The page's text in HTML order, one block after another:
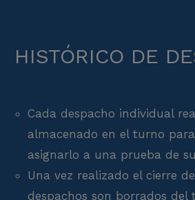
HISTÓRICO DE
Cada despacho individual
almacenado en el turno
asignarlo a una prueba de
Una vez realizado el cierre
despachos son borrados del